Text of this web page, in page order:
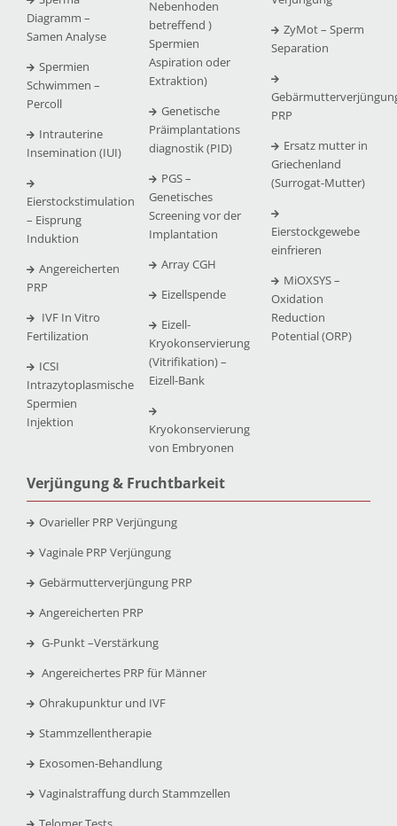
Diagramm –
Samen Analyse
Spermien
Schwimmen –
Percoll
Intrauterine
Insemination (IUI)
Eierstockstimulation
– Eisprung
Induktion
Angereicherten
PRP
IVF In Vitro
Fertilization
ICSI
Intrazytoplasmische
Spermien
Injektion
Nebenhoden
betreffend )
Spermien
Aspiration oder
Extraktion)
Genetische
Präimplantations
diagnostik (PID)
PGS –
Genetisches
Screening vor der
Implantation
Array CGH
Eizellspende
Eizell-
Kryokonservierung
(Vitrifikation) –
Eizell-Bank
Kryokonservierung
von Embryonen
ZyMot – Sperm
Separation
PRP
Ersatz mutter in
Griechenland
(Surrogat-Mutter)
Eierstockgewebe
einfrieren
MiOXSYS –
Oxidation
Reduction
Potential (ORP)
Verjüngung & Fruchtbarkeit
Ovarieller PRP Verjüngung
Vaginale PRP Verjüngung
Gebärmutterverjüngung PRP
Angereicherten PRP
G-Punkt –Verstärkung
Angereichertes PRP für Männer
Ohrakupunktur und IVF
Stammzellentherapie
Exosomen-Behandlung
Vaginalstraffung durch Stammzellen